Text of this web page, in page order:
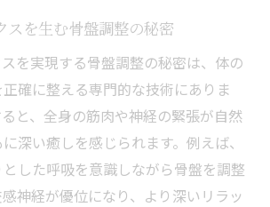
スを生む骨盤調整の秘密
を実現する骨盤調整の秘密は、体の
確に整える専門的な技術にありま
と、全身の筋肉や神経の緊張が自然
深い癒しを感じられます。例えば、
した呼吸を意識しながら骨盤を調整
神経が優位になり、より深いリラッ